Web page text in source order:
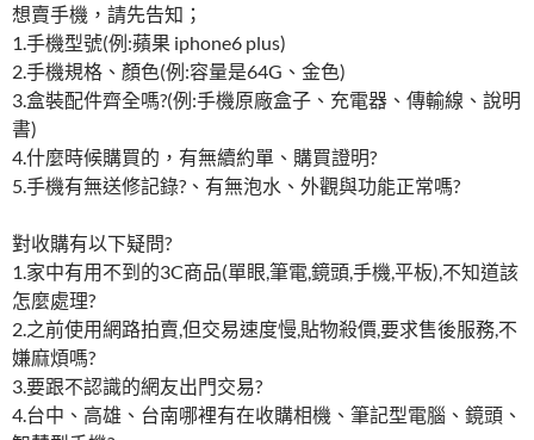
想賣手機，請先告知；
1.手機型號(例:蘋果 iphone6 plus)
2.手機規格、顏色(例:容量是64G、金色)
3.盒裝配件齊全嗎?(例:手機原廠盒子、充電器、傳輸線、說明
書)
4.什麼時候購買的，有無續約單、購買證明?
5.手機有無送修記錄?、有無泡水、外觀與功能正常嗎?
對收購有以下疑問?
1.家中有用不到的3C商品(單眼,筆電,鏡頭,手機,平板),不知道該
怎麼處理?
2.之前使用網路拍賣,但交易速度慢,貼物殺價,要求售後服務,不
嫌麻煩嗎?
3.要跟不認識的網友出門交易?
4.台中、高雄、台南哪裡有在收購相機、筆記型電腦、鏡頭、